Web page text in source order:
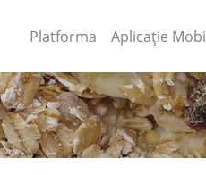
Platforma (current)
Aplicație